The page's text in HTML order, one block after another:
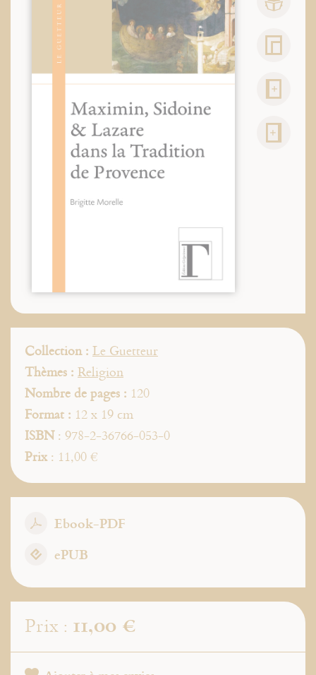
Collection : Le Guetteur
Thèmes : Religion
Nombre de pages : 120
Format : 12 x 19 cm
ISBN: 978-2-36766-053-0
Prix: 11,00 €
Ebook-PDF
ePUB
Prix : 11,00 €